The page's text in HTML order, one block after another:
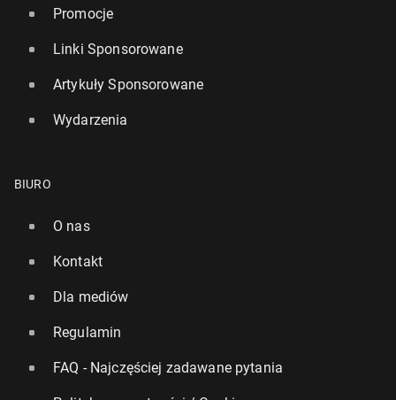
Promocje
Linki Sponsorowane
Artykuły Sponsorowane
Wydarzenia
BIURO
O nas
Kontakt
Dla mediów
Regulamin
FAQ - Najczęściej zadawane pytania